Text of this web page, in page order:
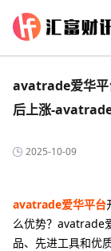
avatrade爱华平
后上涨-
2025-10-09
avatrade爱华平台
么优势？‌avatrade
品、先进工具和优